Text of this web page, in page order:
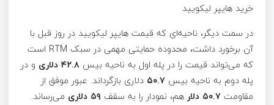
خرید هایپر لیکویید
در سمت دیگر، ناحیه‌ای که قیمت هایپر لیکویید در روز قبل با
آن برخورد داشت، محدوده حمایتی مهمی در سبک RTM است
که می‌تواند قیمت را در پله اول به ناحیه بیس
و در
پله دوم به ناحیه بیس
دلاری بازگرداند. عبور موفق از
مقاومت ۵۰.۷ دلار هم، نمودار را به سقف
می‌رساند.